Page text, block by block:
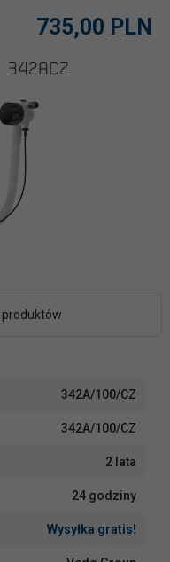
735,00 PLN
342A/100/CZ
342A/100/CZ
2 lata
24 godziny
Wysyłka gratis!